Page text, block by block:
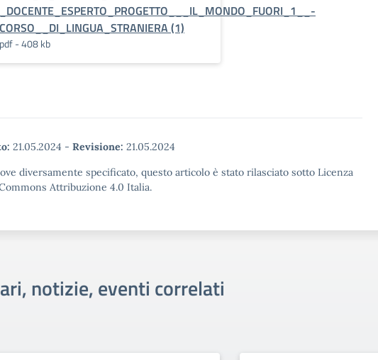
_DOCENTE_ESPERTO_PROGETTO___IL_MONDO_FUORI_1__-
CORSO__DI_LINGUA_STRANIERA (1)
pdf - 408 kb
21.05.2024 - Revisione: 21.05.2024
diversamente specificato, questo articolo è stato rilasciato sotto Licenza
Attribuzione 4.0 Italia.
notizie, eventi correlati